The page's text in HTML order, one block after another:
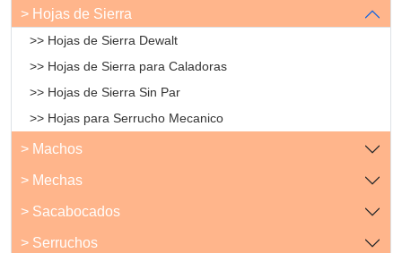
> Hojas de Sierra
>> Hojas de Sierra Dewalt
>> Hojas de Sierra para Caladoras
>> Hojas de Sierra Sin Par
>> Hojas para Serrucho Mecanico
> Machos
> Mechas
> Sacabocados
> Serruchos